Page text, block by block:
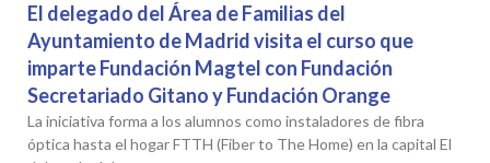
El delegado del Área de Familias del
Ayuntamiento de Madrid visita el curso que
imparte Fundación Magtel con Fundación
Secretariado Gitano y Fundación Orange
La iniciativa forma a los alumnos como instaladores de fibra
óptica hasta el hogar FTTH (Fiber to The Home) en la capital El